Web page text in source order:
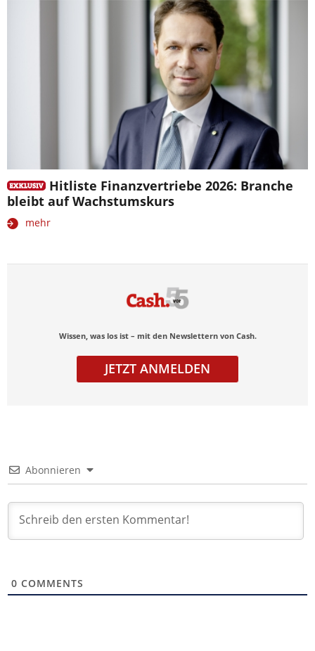
Hitliste Finanzvertriebe 2026: Branche
bleibt auf Wachstumskurs
mehr
Wissen, was los ist – mit den Newslettern von Cash.
JETZT ANMELDEN
Abonnieren
0 COMMENTS